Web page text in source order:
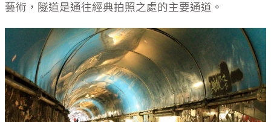
藝術，隧道是通往經典拍照之處的主要通道。